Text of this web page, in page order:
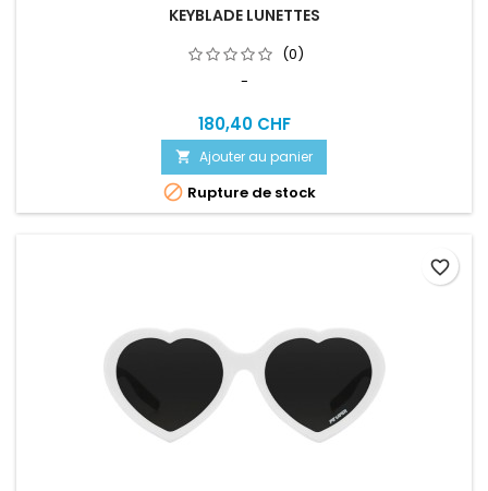
KEYBLADE LUNETTES
(0)
-
180,40 CHF
 Ajouter au panier
 Rupture de stock
favorite_border